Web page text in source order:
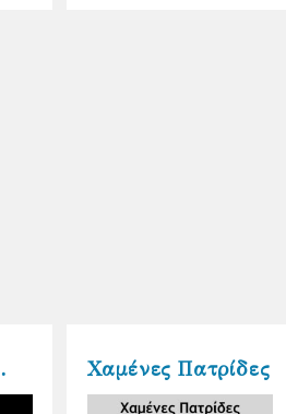
Χαμένες Πατρίδες